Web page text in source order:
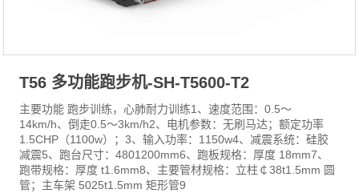
T56 多功能跑步机-SH-T5600-T2
主要功能 跑步训练，心肺耐力训练1、速度范围：0.5～
14km/h、倒走0.5～3km/h2、电机参数：无刷马达；额定功率
1.5CHP（1100w）；3、输入功率：1150w4、减震系统：硅胶
减震5、跑台尺寸：4801200mm6、跑板规格：厚度 18mm7、
跑带规格：厚度 t1.6mm8、主要管材规格：立柱￠38t1.5mm 圆
管；主车架 5025t1.5mm 矩形管9